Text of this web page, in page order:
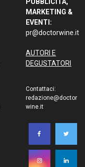
MARKETING &
EVENTI:
pr@doctorwine.it
AUTORI E
DEGUSTATORI
Contattaci:
redazione@doctor
wine.it